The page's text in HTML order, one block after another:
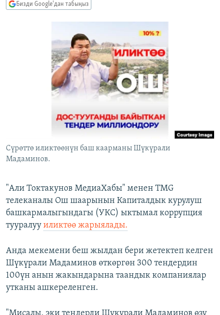
ЭЖЕ-СИҢДИЛЕР
ЫҢГАЙСЫЗ СУРООЛОР
ОНЛАЙН ШЕРИНЕ
ЭЕ/АРнун бардык сайттары
Бизди Google'дан табыңыз
Сүрөттө иликтөөнүн баш каарманы Шүкүрали
Мадаминов.
"Али Токтакунов МедиаХабы" менен TMG
телеканалы Ош шаарынын Капиталдык курулуш
башкармалыгындагы (УКС) ыктымал коррупция
тууралуу иликтөө жарыялады.
Анда мекемени беш жылдан бери жетектеп келген
Шүкүрали Мадаминов өткөргөн 300 тендердин
100үн анын жакындарына таандык компаниялар
утканы ашкереленген.